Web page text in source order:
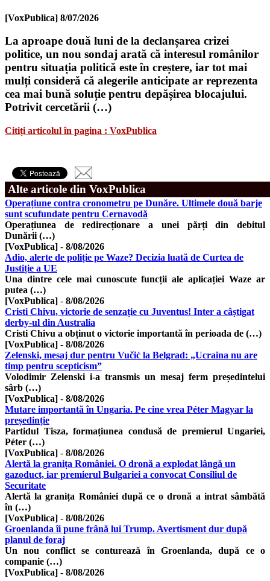
[VoxPublica] 8/07/2026
La aproape două luni de la declanșarea crizei
politice, un nou sondaj arată că interesul românilor
pentru situația politică este în creștere, iar tot mai
mulți consideră că alegerile anticipate ar reprezenta
cea mai bună soluție pentru depășirea blocajului.
Potrivit cercetării (…)
Citiți articolul în pagina : VoxPublica
Alte articole din VoxPublica
Operațiune contra cronometru pe Dunăre. Ultimele două barje
sunt scufundate pentru Cernavodă
Operațiunea de redirecționare a unei părți din debitul
Dunării (…)
[VoxPublica] - 8/08/2026
Adio, alerte de poliție pe Waze? Decizia luată de Curtea de
Justiție a UE
Una dintre cele mai cunoscute funcții ale aplicației Waze ar
putea (…)
[VoxPublica] - 8/08/2026
Cristi Chivu, victorie de senzație cu Juventus! Inter a câștigat
derby-ul din Australia
Cristi Chivu a obținut o victorie importantă în perioada de (…)
[VoxPublica] - 8/08/2026
Zelenski, mesaj dur pentru Vučić la Belgrad: „Ucraina nu are
timp pentru scepticism”
Volodimir Zelenski i-a transmis un mesaj ferm președintelui
sârb (…)
[VoxPublica] - 8/08/2026
Mutare importantă în Ungaria. Pe cine vrea Péter Magyar la
președinție
Partidul Tisza, formațiunea condusă de premierul Ungariei,
Péter (…)
[VoxPublica] - 8/08/2026
Alertă la granița României. O dronă a explodat lângă un
gazoduct, iar premierul Bulgariei a convocat Consiliul de
Securitate
Alertă la granița României după ce o dronă a intrat sâmbătă
în (…)
[VoxPublica] - 8/08/2026
Groenlanda îi pune frână lui Trump. Avertisment dur după
planul de foraj
Un nou conflict se conturează în Groenlanda, după ce o
companie (…)
[VoxPublica] - 8/08/2026